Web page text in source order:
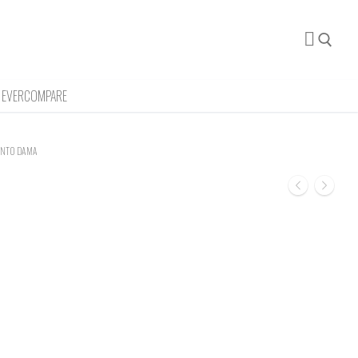
EVERCOMPARE
DAMA